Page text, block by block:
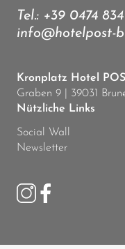
Tel.: +39 0474
info@hotelpost-
Kronplatz Hotel
Graben 9 | 39031
Nützliche Links
Social Wall
Newsletter